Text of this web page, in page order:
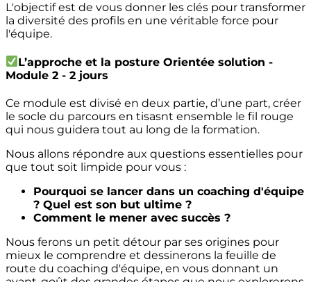
L'objectif est de vous donner les clés pour transformer
la diversité des profils en une véritable force pour
l'équipe.
L’approche et la posture Orientée solution -
Module 2 - 2 jours
Ce module est divisé en deux partie, d’une part, créer
le socle du parcours en tisasnt ensemble le fil rouge
qui nous guidera tout au long de la formation.
Nous allons répondre aux questions essentielles pour
que tout soit limpide pour vous :
Pourquoi se lancer dans un coaching d'équipe
? Quel est son but ultime ?
Comment le mener avec succès ?
Nous ferons un petit détour par ses origines pour
mieux le comprendre et dessinerons la feuille de
route du coaching d'équipe, en vous donnant un